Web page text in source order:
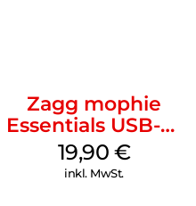
Zagg mophie
Essentials USB-C-
20W Charger PD
Weiß
19,90 €
inkl. MwSt.